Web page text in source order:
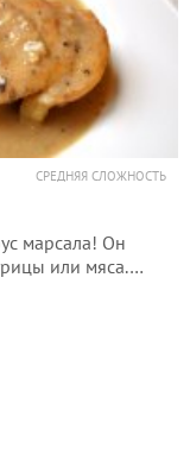
СРЕДНЯЯ СЛОЖНОСТЬ
марсала! Он
или мяса.…